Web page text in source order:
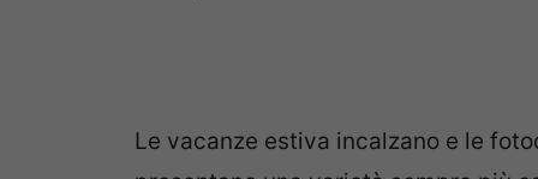
Le vacanze estiva incalzano e le